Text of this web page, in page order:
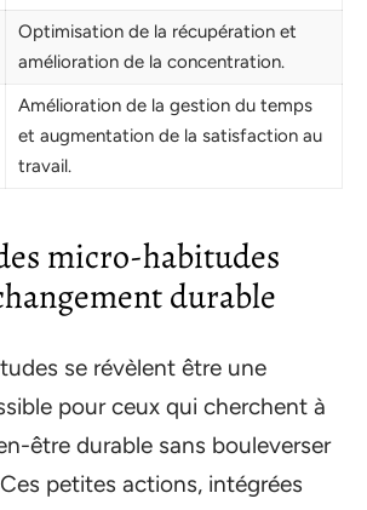
Optimisation de la récupération et
amélioration de la concentration.
Amélioration de la gestion du temps
et augmentation de la satisfaction au
travail.
micro-habitudes
durable
se révèlent être une
pour ceux qui cherchent à
être durable sans bouleverser
petites actions, intégrées